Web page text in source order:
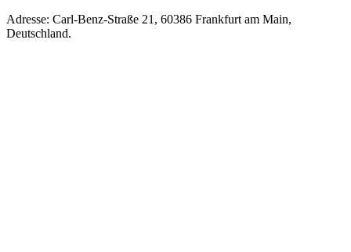
Adresse: Carl-Benz-Straße 21, 60386 Frankfurt am Main,
Deutschland.